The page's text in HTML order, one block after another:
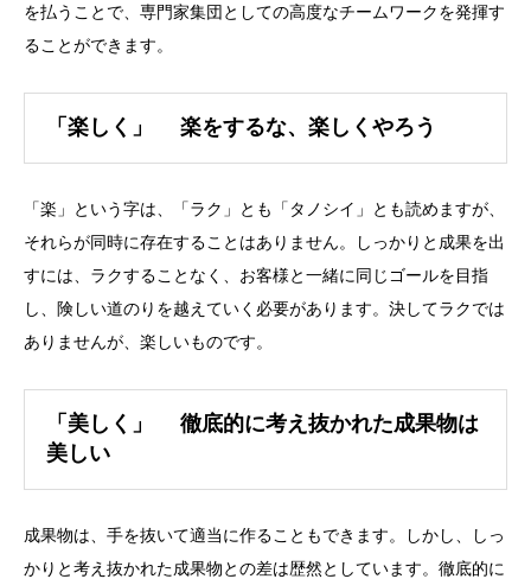
を払うことで、専門家集団としての高度なチームワークを発揮す
ることができます。
「楽しく」 楽をするな、楽しくやろう
「楽」という字は、「ラク」とも「タノシイ」とも読めますが、
それらが同時に存在することはありません。しっかりと成果を出
すには、ラクすることなく、お客様と一緒に同じゴールを目指
し、険しい道のりを越えていく必要があります。決してラクでは
ありませんが、楽しいものです。
「美しく」 徹底的に考え抜かれた成果物は
美しい
成果物は、手を抜いて適当に作ることもできます。しかし、しっ
かりと考え抜かれた成果物との差は歴然としています。徹底的に